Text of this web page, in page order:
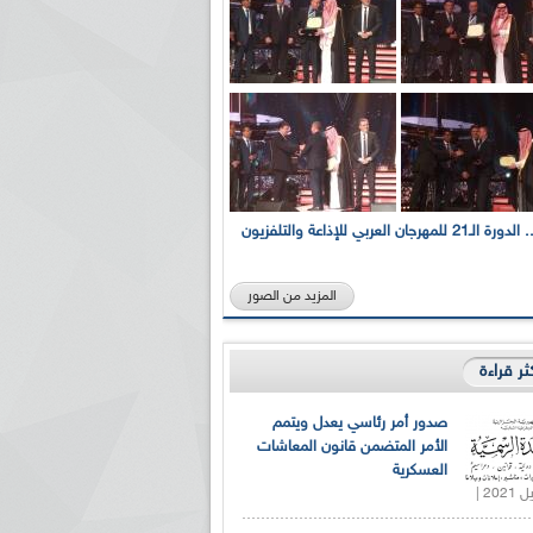
بالصور... الدورة الـ21 للمهرجان العربي للإذاعة والتلفزيون
المزيد من الصور
قراءة
صدور أمر رئاسي يعدل ويتمم
الأمر المتضمن قانون المعاشات
العسكرية